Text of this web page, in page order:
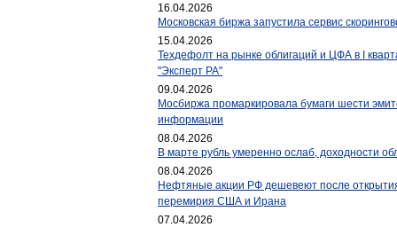
16.04.2026
Московская биржа запустила сервис
15.04.2026
Техдефолт на рынке облигаций и ЦФА в I
"Эксперт РА"
09.04.2026
Мосбиржа промаркировала бумаги шести
информации
08.04.2026
В марте рубль умеренно ослаб, доходности
08.04.2026
Нефтяные акции РФ дешевеют после
перемирия США и Ирана
07.04.2026